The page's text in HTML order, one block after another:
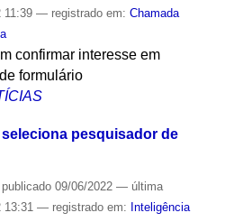
11:39 — registrado em: Chamada
confirmar interesse em
formulário
pesquisador de
publicado09/06/2022 — última
13:31 — registrado em: Inteligência